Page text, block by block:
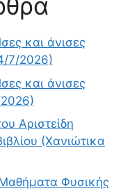
και άνισες
7/2026)
και άνισες
Αριστείδη
(Χανιώτικα
Φυσικής